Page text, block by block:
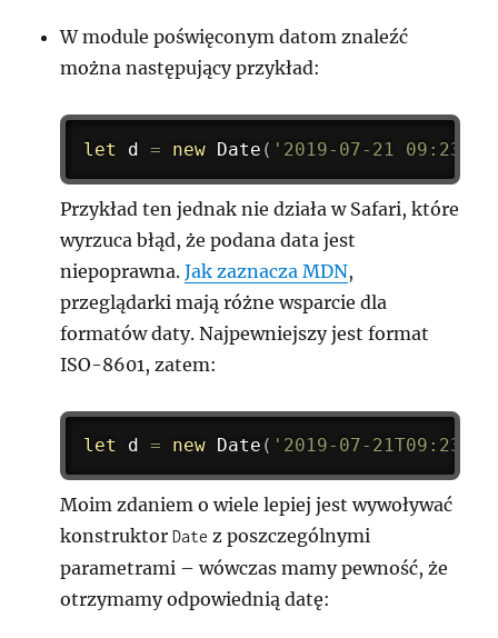
W module poświęconym datom znaleźć
można następujący przykład:
let d = new Date ( '2019-07-21
Przykład ten jednak nie działa w Safari, które
wyrzuca błąd, że podana data jest
niepoprawna.Jak zaznacza MDN,
przeglądarki mają różne wsparcie dla
formatów daty. Najpewniejszy jest format
ISO-8601, zatem:
let d = new Date ( '2019-07-
Moim zdaniem o wiele lepiej jest wywoływać
konstruktorDate z poszczególnymi
parametrami – wówczas mamy pewność, że
otrzymamy odpowiednią datę: